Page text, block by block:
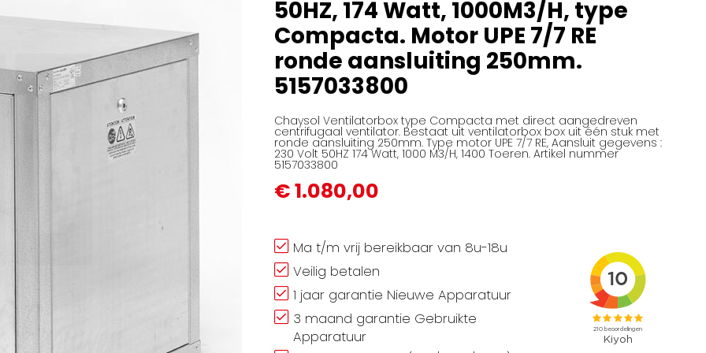
50HZ, 174 Watt, 1000M3/H, type
Compacta. Motor UPE 7/7 RE
ronde aansluiting 250mm.
5157033800
Chaysol Ventilatorbox type Compacta met direct aangedreven
centrifugaal ventilator. Bestaat uit ventilatorbox box uit één stuk met
ronde aansluiting 250mm. Type motor UPE 7/7 RE, Aansluit gegevens :
230 Volt 50HZ 174 Watt, 1000 M3/H, 1400 Toeren. Artikel nummer
5157033800
€ 1.080,00
Ma t/m vrij bereikbaar van 8u-18u
Veilig betalen
1 jaar garantie Nieuwe Apparatuur
3 maand garantie Gebruikte
Apparatuur